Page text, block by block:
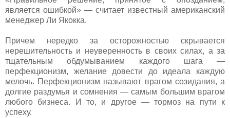
является ошибкой» — считает известный американский
менеджер Ли Якокка.
Причем нередко за осторожностью скрывается
нерешительность и неуверенность в своих силах, а за
тщательным обдумыванием каждого шага —
перфекционизм, желание довести до идеала каждую
мелочь. Перфекционизм называют врагом созидания, а
долгие раздумья и сомнения — самым большим врагом
любого бизнеса. И то, и другое — тормоз на пути к
успеху.